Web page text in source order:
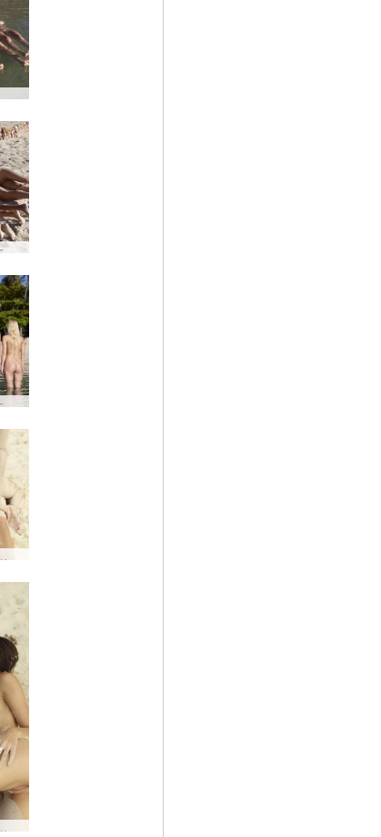
Mokre body Coxy Flora Thea Zaika #8
Coxy Flora Thea Zaika 4 divy #43
Piaszczyste uwodzenie Flory i Zaiki #49
Piaszczyste uwodzenie Flory i Zaiki #13